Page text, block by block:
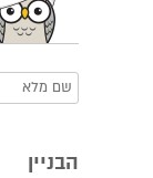
הבניין